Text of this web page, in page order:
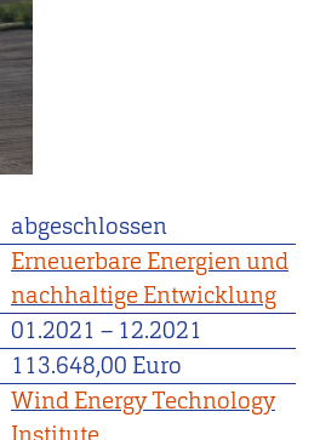
abgeschlossen
Erneuerbare Energien und
nachhaltige Entwicklung
01.2021 – 12.2021
113.648,00 Euro
Wind Energy Technology